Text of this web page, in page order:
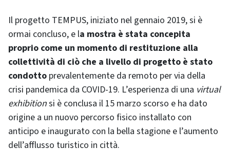
Il progetto TEMPUS, iniziato nel gennaio 2019, si è
ormai concluso, e la mostra è stata concepita
proprio come un momento di restituzione alla
collettività di ciò che a livello di progetto è stato
condotto prevalentemente da remoto per via della
crisi pandemica da COVID-19. L’esperienza di una virtual
exhibitionsi è conclusa il 15 marzo scorso e ha dato
origine a un nuovo percorso fisico installato con
anticipo e inaugurato con la bella stagione e l’aumento
dell’afflusso turistico in città.